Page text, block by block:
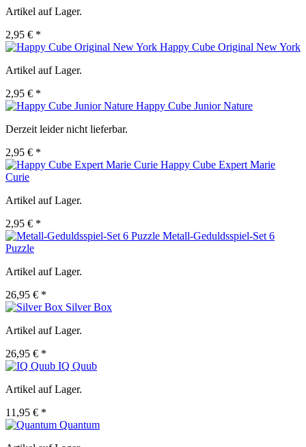
Artikel auf Lager.
2,95 € *
Happy Cube Original New York
Artikel auf Lager.
2,95 € *
Happy Cube Junior Nature
Derzeit leider nicht lieferbar.
2,95 € *
Happy Cube Expert Marie
Curie
Artikel auf Lager.
2,95 € *
Metall-Geduldsspiel-Set 6
Puzzle
Artikel auf Lager.
26,95 € *
Silver Box
Artikel auf Lager.
26,95 € *
IQ Quub
Artikel auf Lager.
11,95 € *
Quantum